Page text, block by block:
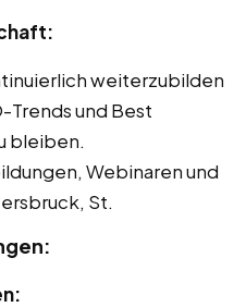
weiterzubilden
Trends und Best
bleiben.
Webinaren und
St.